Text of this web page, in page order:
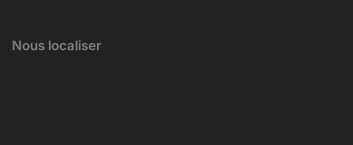
Nous localiser